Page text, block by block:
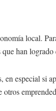
local.
han logrado
especial
otros